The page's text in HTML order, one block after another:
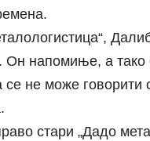
напомиње, а тако
се не може
стари „Дадо